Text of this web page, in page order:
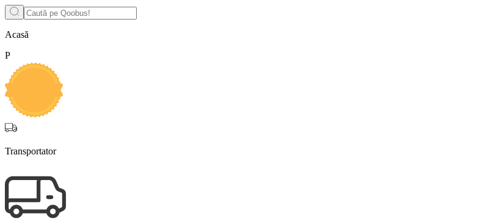
Acasă
P
Transportator